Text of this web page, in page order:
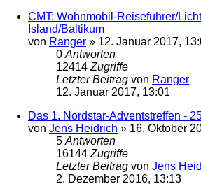
CMT: Wohnmobil-Reiseführer/
Island/Baltikum
von Ranger » 12. Januar 2017,
0 Antworten
12414 Zugriffe
Letzter Beitrag von Ranger
12. Januar 2017, 13:01
Das 1. Nordstar-Adventstreffen -
von Jens Heidrich » 16. Oktober
5 Antworten
16144 Zugriffe
Letzter Beitrag von Jens
2. Dezember 2016, 13:13